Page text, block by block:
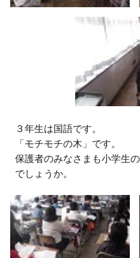
３年生は国語です。
「モチモチの木」です。
保護者のみなさまも小学生
でしょうか。